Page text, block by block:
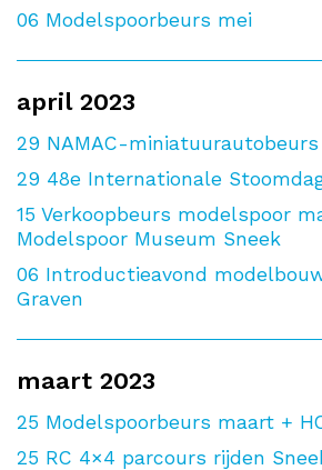
06 Modelspoorbeurs mei
april 2023
29 NAMAC-
29 48e Internationale
15 Verkoopbeurs modelspoor
Modelspoor Museum Sneek
06 Introductieavond
Graven
maart 2023
25 Modelspoorbeurs maart +
25 RC 4×4 parcours rijden